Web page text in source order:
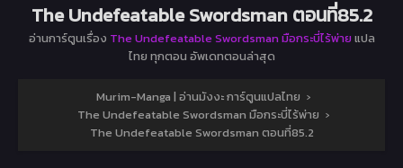
The Undefeatable Swordsman ตอนที่85.2
อ่านการ์ตูนเรื่อง The Undefeatable Swordsman มือกระบี่ไร้พ่าย แปล
ไทย ทุกตอน อัพเดทตอนล่าสุด
Murim-Manga | อ่านมังงะ การ์ตูนแปลไทย ›
The Undefeatable Swordsman มือกระบี่ไร้พ่าย ›
The Undefeatable Swordsman ตอนที่85.2